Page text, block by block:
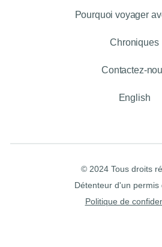
Pourquoi voyager
Chroniques
Contactez-
English
© 2024 Tous droits
Détenteur d'un permis
Politique de